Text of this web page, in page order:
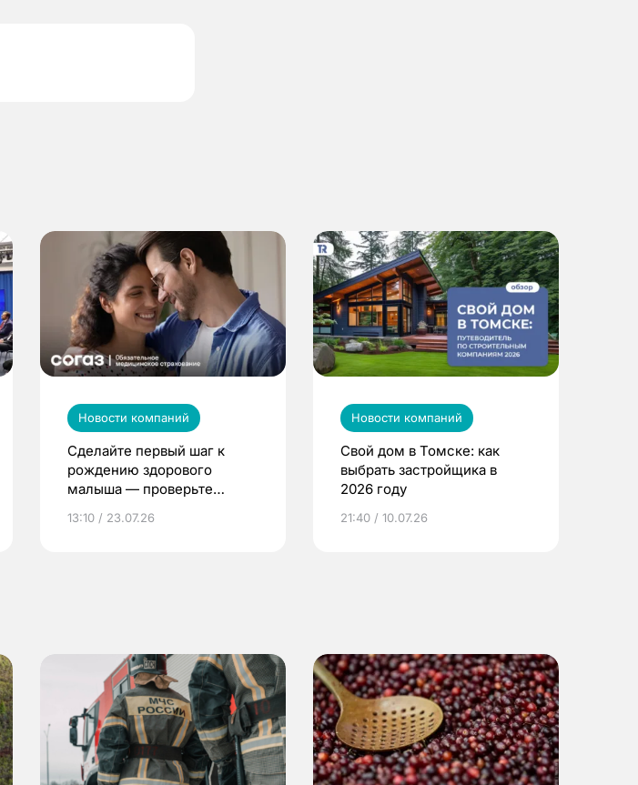
Новости компаний
Сделайте первый шаг к
рождению здорового
малыша — проверьте
по ОМС!
13:10 / 23.07.26
Новости компаний
Свой дом в Томске: как
выбрать застройщика в
2026 году
21:40 / 10.07.26